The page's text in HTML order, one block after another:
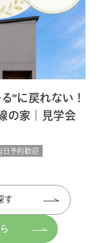
‴に戻れない！
の家｜見学会
日予約歓迎
す